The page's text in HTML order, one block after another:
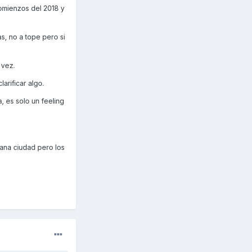
del 2018 y
no a tope pero si
algo.
es solo un feeling
ciudad pero los